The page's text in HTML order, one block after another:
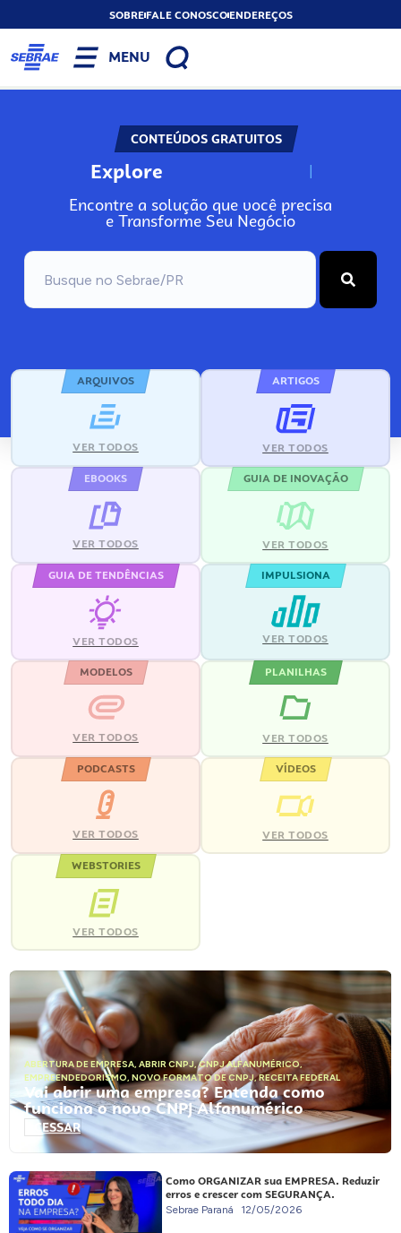
SOBREFALE CONOSCOENDEREÇOS
MENU
CONTEÚDOS GRATUITOS
Explore N
Encontre a solução que você precisa
e Transforme Seu Negócio
ARQUIVOS
VER TODOS
ARTIGOS
VER TODOS
EBOOKS
VER TODOS
GUIA DE INOVAÇÃO
VER TODOS
GUIA DE TENDÊNCIAS
VER TODOS
IMPULSIONA
VER TODOS
MODELOS
VER TODOS
PLANILHAS
VER TODOS
PODCASTS
VER TODOS
VÍDEOS
VER TODOS
WEBSTORIES
VER TODOS
ABERTURA DE EMPRESA, ABRIR CNPJ,CNPJ ALFANUMÉRICO,
EMPREENDEDORISMO, NOVO FORMATO DE CNPJ,RECEITA FEDERAL
Vai abrir uma empresa? Entenda como
funciona o novo CNPJ Alfanumérico
ACESSAR
Como ORGANIZAR sua EMPRESA. Reduzir
erros e crescer com SEGURANÇA.
Sebrae Paraná 12/05/2026